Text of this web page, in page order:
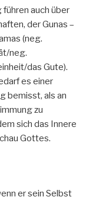
auch über
der Gunas –
(neg.
neg.
das Gute).
es einer
bemisst, als an
zu
sich das Innere
Gottes.
er sein Selbst